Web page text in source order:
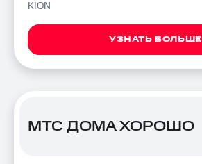
KION
УЗНАТЬ БОЛЬШЕ
МТС ДОМА ХОРОШО